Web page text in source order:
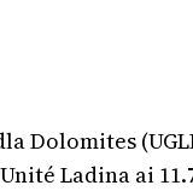
Dolomites
Ladina ai